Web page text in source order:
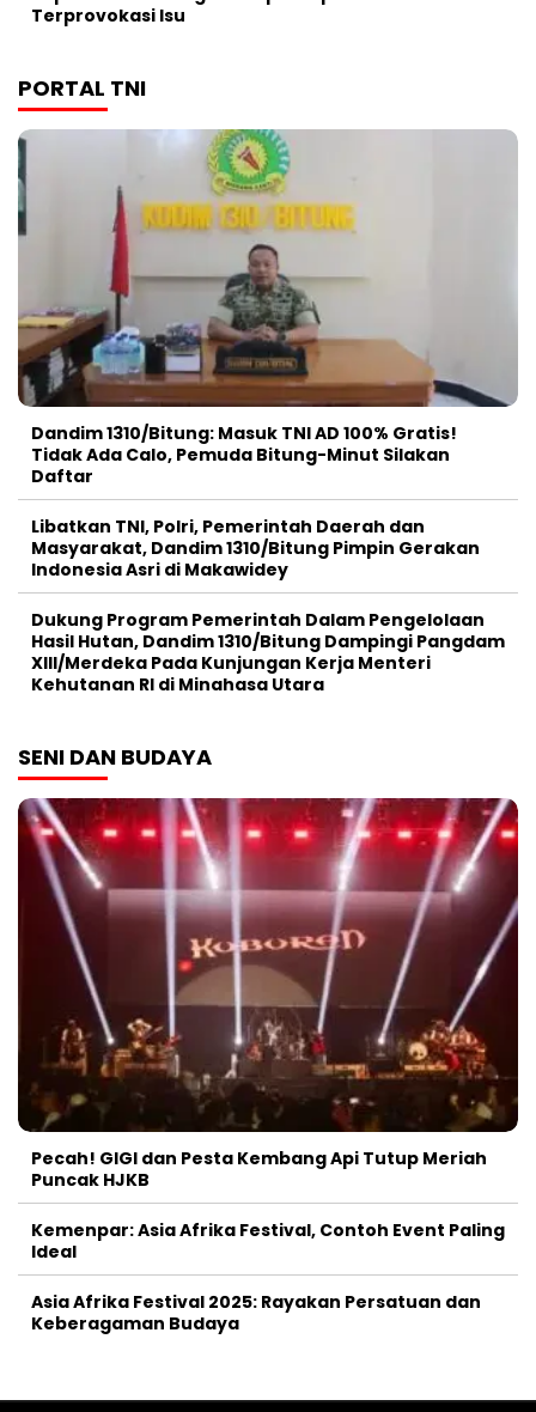
Terprovokasi Isu
PORTAL TNI
Dandim 1310/Bitung: Masuk TNI AD 100% Gratis!
Tidak Ada Calo, Pemuda Bitung-Minut Silakan
Daftar
Libatkan TNI, Polri, Pemerintah Daerah dan
Masyarakat, Dandim 1310/Bitung Pimpin Gerakan
Indonesia Asri di Makawidey
Dukung Program Pemerintah Dalam Pengelolaan
Hasil Hutan, Dandim 1310/Bitung Dampingi Pangdam
XIII/Merdeka Pada Kunjungan Kerja Menteri
Kehutanan RI di Minahasa Utara
SENI DAN BUDAYA
Pecah! GIGI dan Pesta Kembang Api Tutup Meriah
Puncak HJKB
Kemenpar: Asia Afrika Festival, Contoh Event Paling
Ideal
Asia Afrika Festival 2025: Rayakan Persatuan dan
Keberagaman Budaya